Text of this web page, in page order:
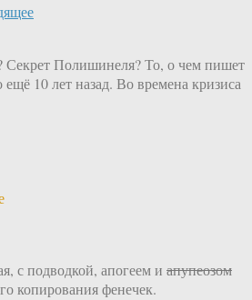
Секрет Полишинеля? То, о чем пишет
10 лет назад. Во времена кризиса
с подводкой, апогеем и апупеозом
копирования фенечек.